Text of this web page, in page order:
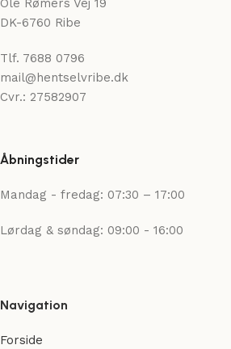
Ole Rømers Vej 19
DK-6760 Ribe
Tlf. 7688 0796
mail@hentselvribe.dk
Cvr.: 27582907
Åbningstider
Mandag - fredag: 07:30 – 17:00
Lørdag & søndag: 09:00 - 16:00
Navigation
Forside